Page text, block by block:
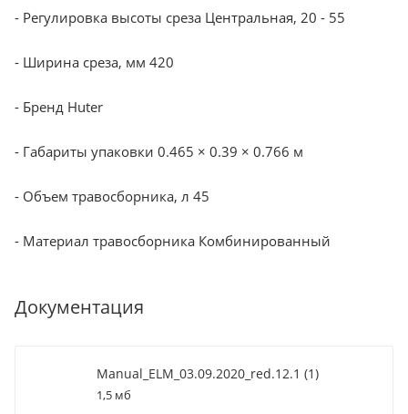
- Регулировка высоты среза Центральная, 20 - 55
- Ширина среза, мм 420
- Бренд Huter
- Габариты упаковки 0.465 × 0.39 × 0.766 м
- Объем травосборника, л 45
- Материал травосборника Комбинированный
Документация
Manual_ELM_03.09.2020_red.12.1 (1)
1,5 мб